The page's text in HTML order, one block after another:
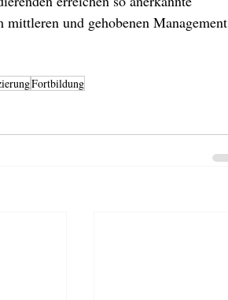
und gehobenen Management
Fortbildung